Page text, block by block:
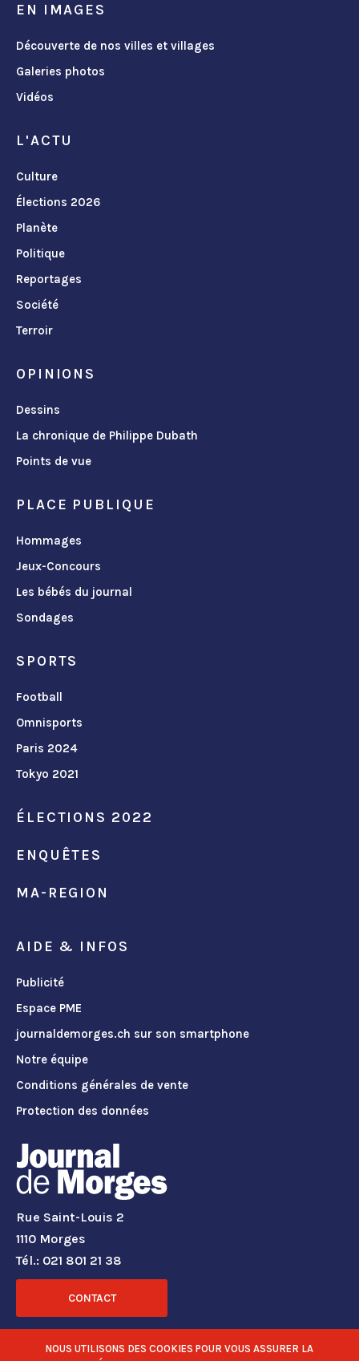
EN IMAGES
Découverte de nos villes et villages
Galeries photos
Vidéos
L'ACTU
Culture
Élections 2026
Planète
Politique
Reportages
Société
Terroir
OPINIONS
Dessins
La chronique de Philippe Dubath
Points de vue
PLACE PUBLIQUE
Hommages
Jeux-Concours
Les bébés du journal
Sondages
SPORTS
Football
Omnisports
Paris 2024
Tokyo 2021
ÉLECTIONS 2022
ENQUÊTES
MA-REGION
AIDE & INFOS
Publicité
Espace PME
journaldemorges.ch sur son smartphone
Notre équipe
Conditions générales de vente
Protection des données
Rue Saint-Louis 2
1110 Morges
Tél.: 021 801 21 38
CONTACT
RÉSEAUX SOCIAUX
NOUS UTILISONS DES COOKIES POUR VOUS ASSURER LA